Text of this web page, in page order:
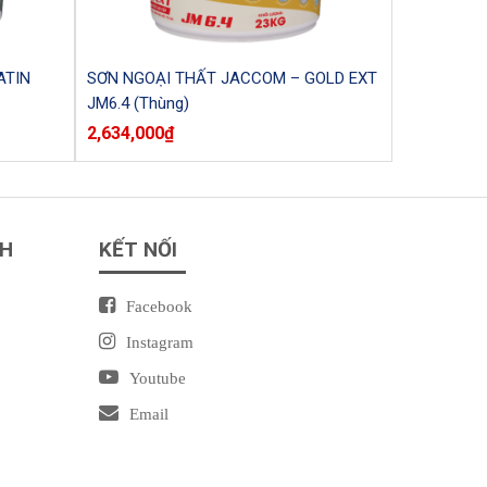
SƠN NGOẠI THẤT JACCOM – GOLD EXT
JM6.4 (Thùng)
2,634,000₫
KẾT NỐI
Facebook
Instagram
Youtube
Email